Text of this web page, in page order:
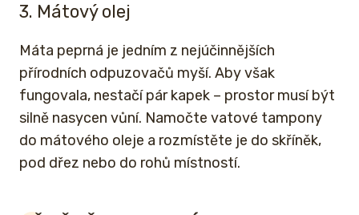
3. Mátový olej
Máta peprná je jedním z nejúčinnějších
přírodních odpuzovačů myší. Aby však
fungovala, nestačí pár kapek – prostor musí být
silně nasycen vůní. Namočte vatové tampony
do mátového oleje a rozmístěte je do skříněk,
pod dřez nebo do rohů místností.